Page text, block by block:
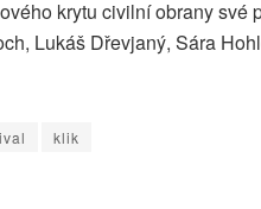
krytu civilní obrany své
Lukáš Dřevjaný, Sára
klik